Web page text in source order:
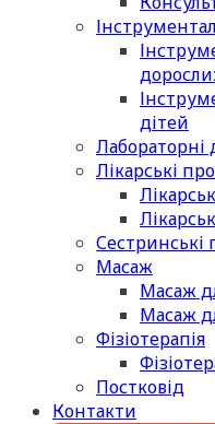
дітей
Лабораторні
Лікарські
Масаж
Масаж
Масаж
Фізіотерапія
Постковід
Контакти